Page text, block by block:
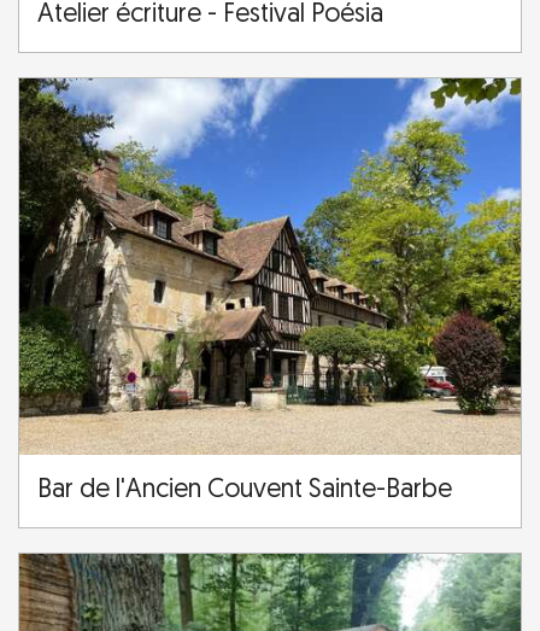
Atelier écriture - Festival Poésia
Bar de l'Ancien Couvent Sainte-Barbe